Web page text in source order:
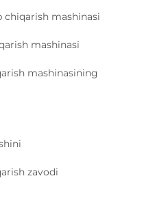
mashinasi
mashinasi
mashinasining
zavodi